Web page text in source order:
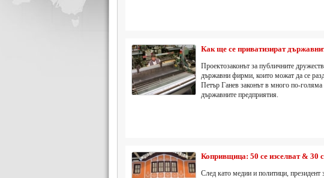
Как ще се приватизират
Проектозаконът за публичните
държавни фирми, които можат да се
Петър Ганев законът в много по-голяма
държавните предприятия.
Копривщица: 50 се изселват & 30
След като медии и политици,